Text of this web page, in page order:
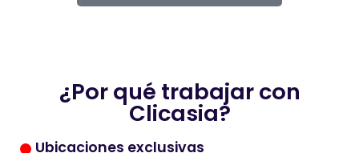
¿Por qué trabajar con
Clicasia?
Ubicaciones exclusivas